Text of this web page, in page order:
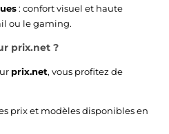
: confort visuel et haute
ou le gaming.
prix.net ?
prix.net, vous profitez de
prix et modèles disponibles en